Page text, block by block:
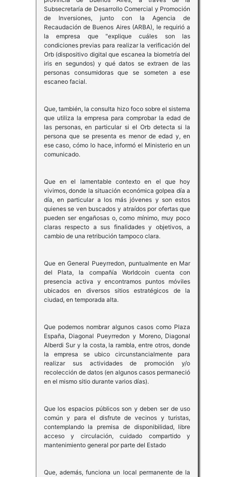
Subsecretaría de Desarrollo Comercial y Promoción
de Inversiones, junto con la Agencia de
Recaudación de Buenos Aires (ARBA), le requirió a
la empresa que "explique cuáles son las
condiciones previas para realizar la verificación del
Orb (dispositivo digital que escanea la biometría del
iris en segundos) y qué datos se extraen de las
personas consumidoras que se someten a ese
escaneo facial.
Que, también, la consulta hizo foco sobre el sistema
que utiliza la empresa para comprobar la edad de
las personas, en particular si el Orb detecta si la
persona que se presenta es menor de edad y, en
ese caso, cómo lo hace, informó el Ministerio en un
comunicado.
Que en el lamentable contexto en el que hoy
vivimos, donde la situación económica golpea día a
día, en particular a los más jóvenes y son estos
quienes se ven buscados y atraídos por ofertas que
pueden ser engañosas o, como mínimo, muy poco
claras respecto a sus finalidades y objetivos, a
cambio de una retribución tampoco clara.
Que en General Pueyrredon, puntualmente en Mar
del Plata, la compañía Worldcoin cuenta con
presencia activa y encontramos puntos móviles
ubicados en diversos sitios estratégicos de la
ciudad, en temporada alta.
Que podemos nombrar algunos casos como Plaza
España, Diagonal Pueyrredon y Moreno, Diagonal
Alberdi Sur y la costa, la rambla, entre otros, donde
la empresa se ubico circunstancialmente para
realizar sus actividades de promoción y/o
recolección de datos (en algunos casos permaneció
en el mismo sitio durante varios días).
Que los espacios públicos son y deben ser de uso
común y para el disfrute de vecinos y turistas,
contemplando la premisa de disponibilidad, libre
acceso y circulación, cuidado compartido y
mantenimiento general por parte del Estado
Que, además, funciona un local permanente de la